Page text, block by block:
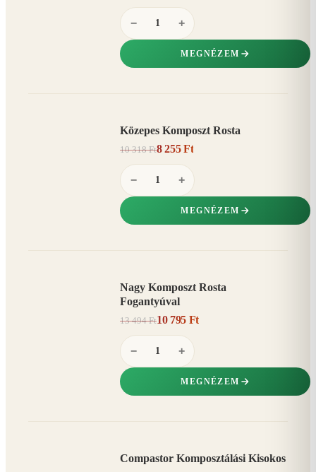
− +
MEGNÉZEM
Közepes Komposzt Rosta
10 318 Ft8 255 Ft
− +
MEGNÉZEM
Nagy Komposzt Rosta
Fogantyúval
13 494 Ft10 795 Ft
− +
MEGNÉZEM
Compastor Komposztálási Kisokos